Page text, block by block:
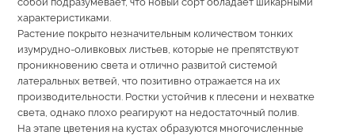
характеристиками.
Растение покрыто незначительным количеством тонких
изумрудно-оливковых листьев, которые не препятствуют
проникновению света и отлично развитой системой
латеральных ветвей, что позитивно отражается на их
производительности. Ростки устойчив к плесени и нехватке
света, однако плохо реагируют на недостаточный полив.
На этапе цветения на кустах образуются многочисленные